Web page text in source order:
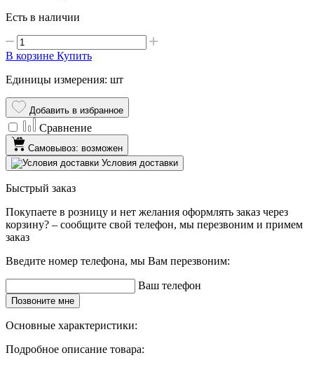
Есть в наличии
В корзине Купить
Единицы измерения: шт
Добавить в избранное
Сравнение
Самовывоз: возможен
Условия доставки
Быстрый заказ
Покупаете в розницу и нет желания оформлять заказ через
корзину? – сообщите свой телефон, мы перезвоним и примем
заказ
Введите номер телефона, мы Вам перезвоним:
Ваш телефон
Позвоните мне
Основные характеристики:
Подробное описание товара: